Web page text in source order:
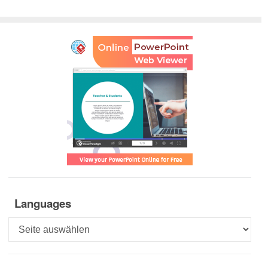
Languages
Languages